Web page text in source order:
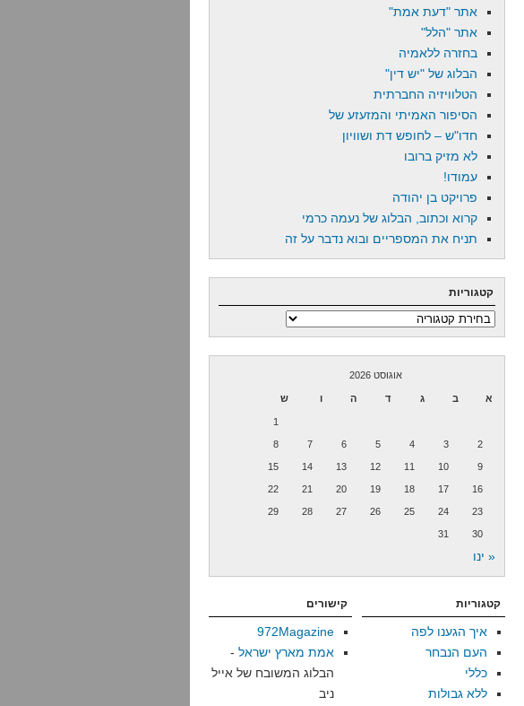
אתר "דעת אמת"
אתר "הלל"
בחזרה ללאמיה
הבלוג של "יש דין"
הטלוויזיה החברתית
הסיפור האמיתי והמזעזע של
חדו"ש – לחופש דת ושוויון
לא מזיק ברובו
עמודו!
פרויקט בן יהודה
קרוא וכתוב, הבלוג של נעמה כרמי
תניח את המספריים ובוא נדבר על זה
קטגוריות
קטגוריות
אוגוסט 2026
א ב ג ד ה ו ש
1
2
3
4
5
6
7
8
9
10
11
12
13
14
15
16
17
18
19
20
21
22
23
24
25
26
27
28
29
30
31
« ינו
קטגוריות
איך הגענו לפה
העם הנבחר
כללי
ללא גבולות
קישורים
972Magazine
אמת מארץ ישראל -
הבלוג המשובח של אייל
ניב